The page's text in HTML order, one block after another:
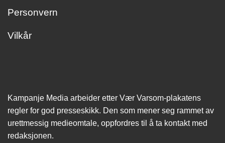
Personvern
Vilkår
Kampanje Media arbeider etter Vær Varsom-plakatens
regler for god presseskikk. Den som mener seg rammet av
urettmessig medie­omtale, oppfordres til å ta kontakt med
redaksjonen.